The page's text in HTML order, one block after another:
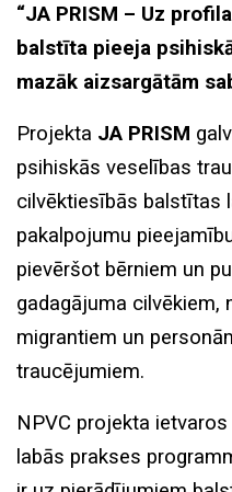
“JA PRISM – Uz
balstīta pieeja
mazāk aizsargātām
Projekta JA PRISM
psihiskās veselības
cilvēktiesībās balstītas
pakalpojumu
pievēršot bērniem un
gadagājuma cilvēkiem,
migrantiem un
traucējumiem.
NPVC projekta
labās prakses